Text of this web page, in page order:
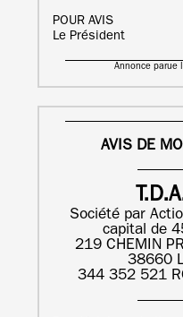
POUR AVIS
Le Président
Annonce
AVIS DE
Société par
capital de
219 CHEMIN
38660
344 352 521